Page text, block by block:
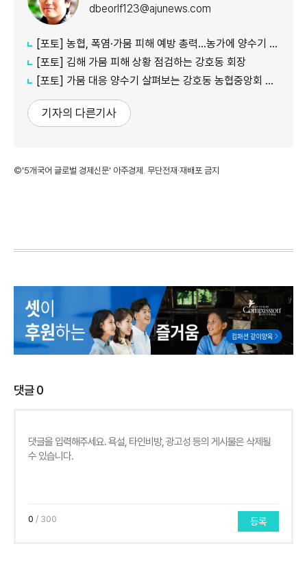
dbeorlf123@ajunews.com
[포토] 농협, 폭염·가뭄 피해 예방 총력…농가에 양수기 지원
[포토] 김해 가뭄 피해 상황 점검하는 강호동 회장
[포토] 가뭄 대응 양수기 살펴보는 강호동 농협중앙회 회장
기자의 다른기사
©'5개국어 글로벌 경제신문' 아주경제. 무단전재·재배포 금지
댓글0
0 / 300 등록